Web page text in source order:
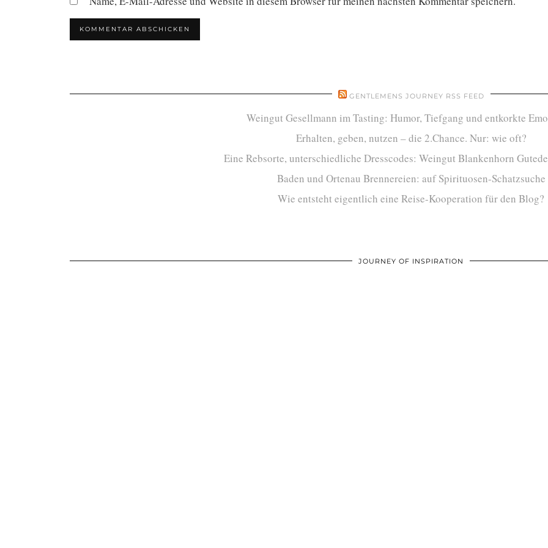
GENTLEMENS JOURNEY RSS FEED
Weingut Gesellmann im Tasting: Humor, Tiefgang und entkorkte
Erhalten, geben, nutzen – die 2.Chance. Nur: wie oft?
Eine Rebsorte, unterschiedliche Dresscodes: Weingut Blankenhorn
Baden und Ortenau Brennereien: auf Spirituosen-Schatzsuche
Wie entsteht eigentlich eine Reise-Kooperation für den Blog?
JOURNEY OF INSPIRATION